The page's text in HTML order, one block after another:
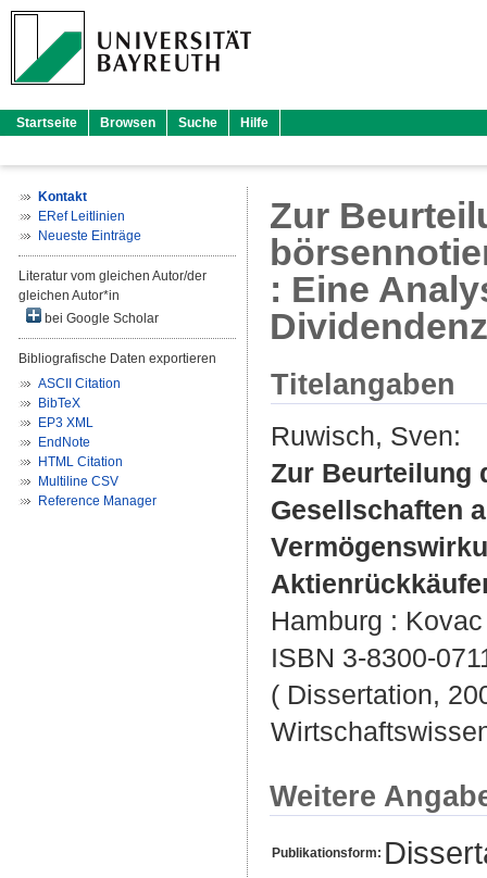
Startseite Browsen Suche Hilfe
Kontakt
ERef Leitlinien
Neueste Einträge
Literatur vom gleichen Autor/der
gleichen Autor*in
bei Google Scholar
Bibliografische Daten exportieren
ASCII Citation
BibTeX
EP3 XML
EndNote
HTML Citation
Multiline CSV
Reference Manager
Zur
: Eine
Titelangaben
Ruwisch, Sven:
Zur Beurteilung
Gesellschaften
Hamburg :
ISBN 3-8300-
( Dissertation,
Weitere
Publikationsform: